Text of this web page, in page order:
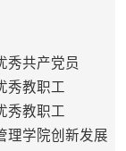
秀共产党员
秀教职工
秀教职工
理学院创新发展